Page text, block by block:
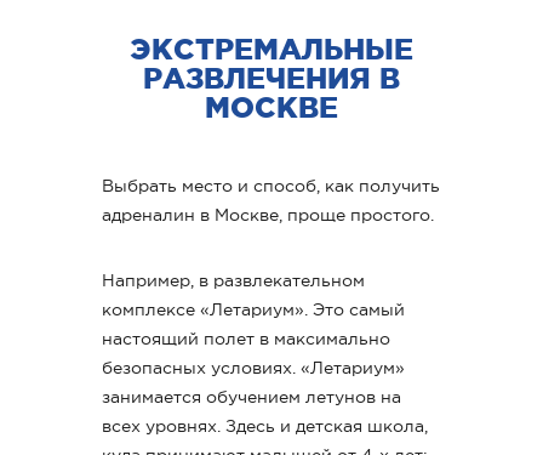
ЭКСТРЕМАЛЬНЫЕ
РАЗВЛЕЧЕНИЯ В
МОСКВЕ
Выбрать место и способ, как получить
адреналин в Москве, проще простого.
Например, в развлекательном
комплексе «Летариум». Это самый
настоящий полет в максимально
безопасных условиях. «Летариум»
занимается обучением летунов на
всех уровнях. Здесь и детская школа,